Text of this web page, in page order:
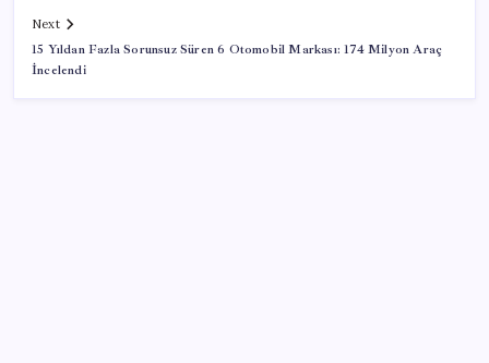
Next
15 Yıldan Fazla Sorunsuz Süren 6 Otomobil Markası: 174 Milyon Araç
İncelendi